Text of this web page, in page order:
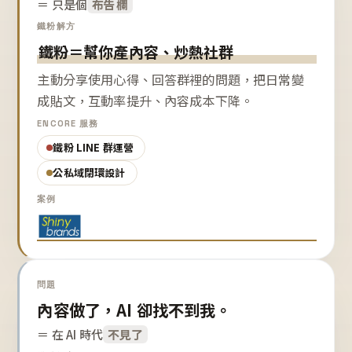
＝ 只是個 布告欄
鐵粉解方
鐵粉＝幫你產內容、炒熱社群
主動分享使用心得、回答群裡的問題，把日常變
成貼文，互動率提升、內容成本下降。
ENCORE 服務
鐵粉 LINE 群運營
公私域閉環設計
案例
問題
內容做了，AI 卻找不到我。
＝ 在 AI 時代 不見了